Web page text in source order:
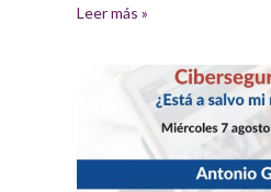
Leer más »